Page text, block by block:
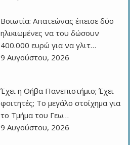
Βοιωτία: Απατεώνας έπεισε δύο
ηλικιωμένες να του δώσουν
400.000 ευρώ για να γλιτ…
9 Αυγούστου, 2026
Έχει η Θήβα Πανεπιστήμιο; Έχει
φοιτητές; Το μεγάλο στοίχημα για
το Τμήμα του Γεω…
9 Αυγούστου, 2026